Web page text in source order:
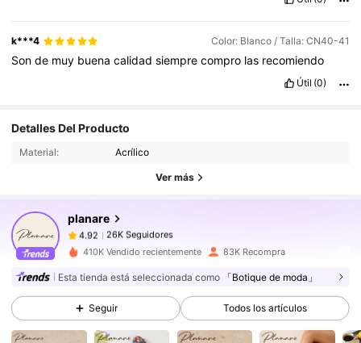
k***4 Color: Blanco / Talla: CN40-41
Sonde muy buenacalidadsiemprecompro las recomiendo
Útil (0)
Detalles Del Producto
Material: Acrílico
Ver más
planare
4.92
26K Seguidores
m***2seguidoHace 3 horas
4.92
26K Seguidores
4.92 26K Seguidores
4.92 26K Seguidores
4.92 26K Seguidores
410K Vendido recientemente 83K Recompra
Esta tienda está seleccionada como 「Botique de moda」
Seguir Todos los artículos